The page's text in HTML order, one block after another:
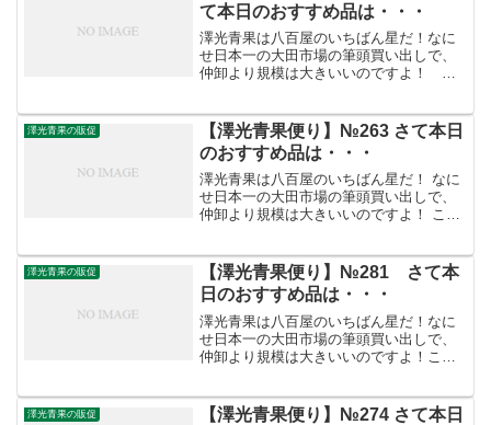
て本日のおすすめ品は・・・
澤光青果は八百屋のいちばん星だ！なに
せ日本一の大田市場の筆頭買い出しで、
仲卸より規模は大きいいのですよ！ こ
【澤光青果 便...
澤光青果の販促
【澤光青果便り】№263 さて本日
のおすすめ品は・・・
澤光青果は八百屋のいちばん星だ！ なに
せ日本一の大田市場の筆頭買い出しで、
仲卸より規模は大きいいのですよ！ こう
光青果...
澤光青果の販促
【澤光青果便り】№281 さて本
日のおすすめ品は・・・
澤光青果は八百屋のいちばん星だ！なに
せ日本一の大田市場の筆頭買い出しで、
仲卸より規模は大きいいのですよ！こう
光青果便り...
澤光青果の販促
【澤光青果便り】№274 さて本日